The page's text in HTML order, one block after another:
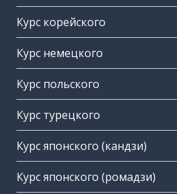
Курс корейского
Курс немецкого
Курс польского
Курс турецкого
Курс японского (кандзи)
Курс японского (ромадзи)